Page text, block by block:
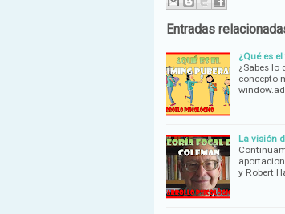
Entradas
¿Qué es
¿Sabes lo
concepto
La visión
y Robert